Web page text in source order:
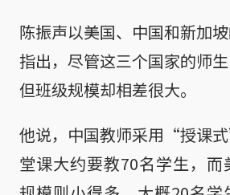
陈振声以美国、中国和新加
指出，尽管这三个国家的师生
但班级规模却相差很大。
他说，中国教师采用“授课
堂课大约要教70名学生，而